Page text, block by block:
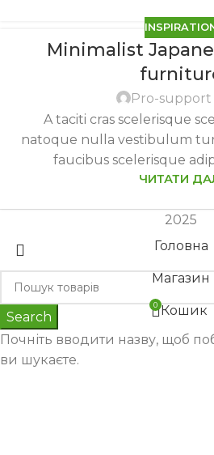
Minimalist
Pro-support
A taciti cras scelerisque
natoque nulla vestibulum
faucibus scelerisque
ЧИТАТИ
2025
Search
Почніть вводити назву, щоб
ви шукаєте.
Головна
Магазин
0 Кошик